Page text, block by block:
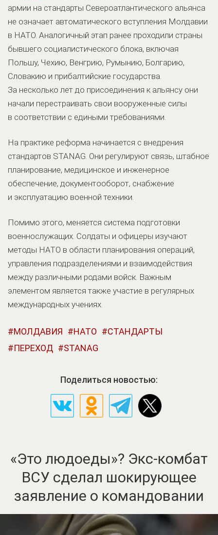
армии на стандарты Североатлантического альянса
не означает автоматического вступления Молдавии
в НАТО. Аналогичный этап ранее проходили страны
бывшего социалистического блока, включая
Польшу, Чехию, Венгрию, Румынию, Болгарию,
Словакию и прибалтийские государства.
За несколько лет до присоединения к альянсу они
начали перестраивать свои вооруженные силы
в соответствии с едиными требованиями.
На практике реформа начинается с внедрения
стандартов STANAG. Они регулируют связь, штабное
планирование, медицинское и инженерное
обеспечение, документооборот, снабжение
и эксплуатацию военной техники.
Помимо этого, меняется система подготовки
военнослужащих. Солдаты и офицеры изучают
методы НАТО в области планирования операций,
управления подразделениями и взаимодействия
между различными родами войск. Важным
элементом является также участие в регулярных
международных учениях.
МОЛДАВИЯ НАТО
СТАНДАРТЫ
ПЕРЕХОД
STANAG
Поделиться новостью:
«Это людоеды»? Экс-комбат
ВСУ сделал шокирующее
заявление о командовании